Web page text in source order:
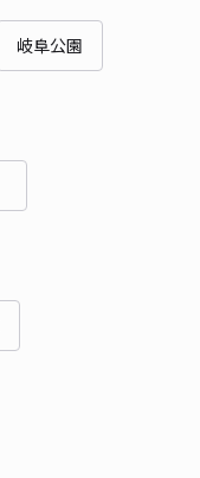
岐阜公園